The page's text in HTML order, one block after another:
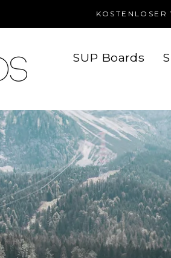
SUP Boards